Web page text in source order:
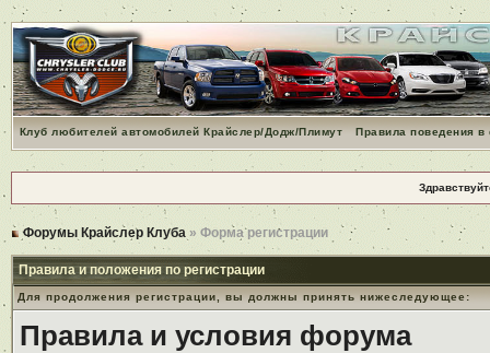
Клуб любителей автомобилей Крайслер/Додж/Плимут Правила поведения
Форумы Крайслер Клуба » Форма регистрации
Правила и положения по регистрации
Для продолжения регистрации, вы должны принять нижеследующее:
Правила и условия форума